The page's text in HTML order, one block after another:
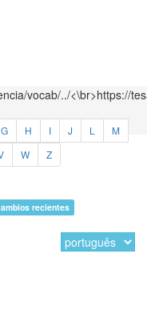
vocab/../<\br>https://
G H I J L
M
W Z
recientes